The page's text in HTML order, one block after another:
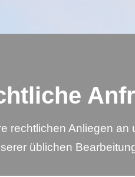
rechtlichen Anliegen
üblichen